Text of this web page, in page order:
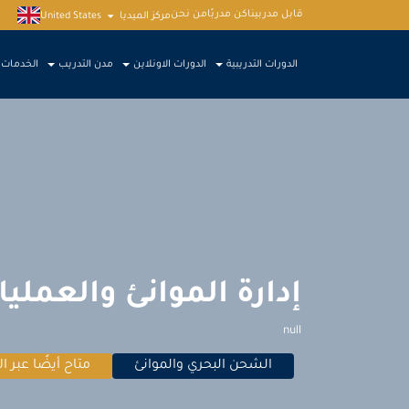
قابل مدربيناكن مدربًامن نحنمركز الميديا United States
الخدمات مدن التدريب الدورات الاونلاين الدورات التدريبية
إدارة الموانئ
null
الشحن البحري والموانئ متاح أيضًا عبر